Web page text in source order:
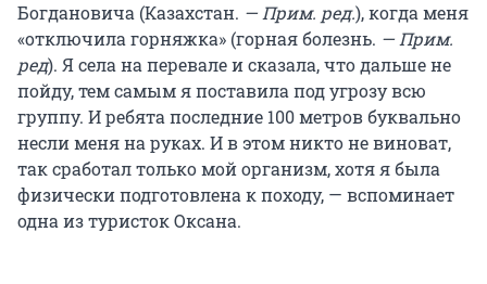
Богдановича (Казахстан. — Прим. ред.), когда меня
«отключила горняжка» (горная болезнь. — Прим.
ред). Я села на перевале и сказала, что дальше не
пойду, тем самым я поставила под угрозу всю
группу. И ребята последние 100 метров буквально
несли меня на руках. И в этом никто не виноват,
так сработал только мой организм, хотя я была
физически подготовлена к походу, — вспоминает
одна из туристок Оксана.